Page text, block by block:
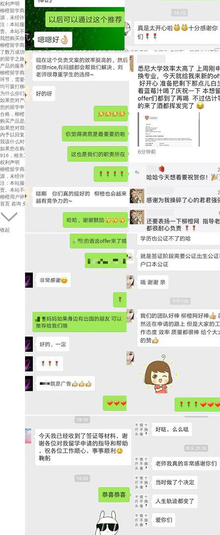
权利声明
柳橙留学商城上的所有商品信息、客户评价、商品咨询、网 友讨论等内容，是柳橙网重要的经营资
源，未经许可，禁止 非法转载使用。
注：本站服务及商品信息均来自于相关服务机构，其真实性 准确性和合法性由信息拥有者（机构）负
责。本站不提供任 何保证，并不承担任何法律责任。
我想购买你们的产品，但是不知道这个产品适不适合我？
柳橙留学商城所有服务均由全球知名教育服务机构提供。这 些机构拥有数十年的行业服务经验，积累
了数万成功申请的 案例，且受到全球众多知名大学及院校的诚恳委托，为您全 力护航，助您开启美妙
的留学之旅。
产品的服务对象是谁？
柳橙留学商城提供留学申请进度跟踪服务，将协助您实时查 看申请进展到哪个环节，接下来还有哪些
环节，需要做何准 备等。让您对留学申请更具自主权，更放心更有保障。您在 任何环节有任何疑问，
均可拨打柳橙留学商城官网客服 热线4008-900-916。
为什么你们的产品价格比传统的签证服务公司低呢？ 是不是后期还会要我补交其他费用呢？
如果您对产品的服务内容不满意，请直接致电柳橙留学商城 官方联系电话4008-900-916提出申诉。
您的留学申请服务细节将由柳橙留学商城评审委员会进行鉴 定。一旦评审委员会认定留学申请服务不
合格，柳橙留学商 城将承诺全额退款。
购买产品是怎样的形式，能确保我的消费权益么？
如果您对我们的服务有任何的意见或建议，请发送邮件至 cs@51liucheng.com，我们将在最快的时间
内予以回复。
我该什么时候购买服务？
如果您在购买后想更改或取消订单，请在服务正式开始前致 电柳橙留学商城官方联系电话4008-900-
916，相关工作人员 将会在了解具体情况后尽快帮助你更改或取消订单。
权利声明
柳橙留学商城上的所有商品信息、客户评价、商品咨询、网 友讨论等内容，是柳橙网重要的经营资
源，未经许可，禁止 非法转载使用。
注：本站服务及商品信息均来自于相关服务机构，其真实性 准确性和合法性由信息拥有者（机构）负
责。本站不提供任 何保证，并不承担任何法律责任。
柳橙用户评价( 12 )
首页 咨询 免费评估 留学商城
收起